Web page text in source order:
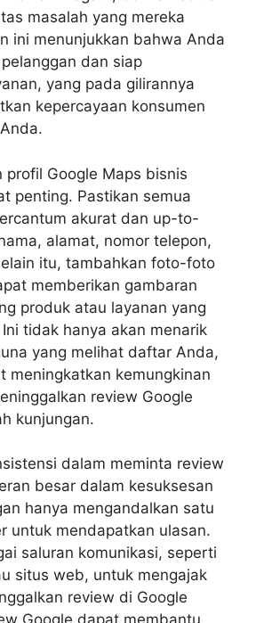
masalah yang mereka
ini menunjukkan bahwa Anda
dan siap
yang pada gilirannya
kepercayaan konsumen
profil Google Maps bisnis
penting. Pastikan semua
akurat dan up-to-
alamat, nomor telepon,
itu, tambahkan foto-foto
memberikan gambaran
produk atau layanan yang
tidak hanya akan menarik
yang melihat daftar Anda,
meningkatkan kemungkinan
review Google
kunjungan.
dalam meminta review
besar dalam kesuksesan
hanya mengandalkan satu
untuk mendapatkan ulasan.
saluran komunikasi, seperti
situs web, untuk mengajak
review di Google